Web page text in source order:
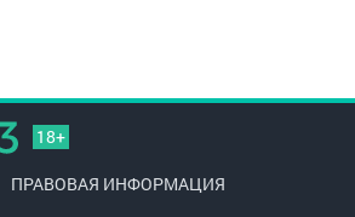
18+
ПРАВОВАЯ ИНФОРМАЦИЯ